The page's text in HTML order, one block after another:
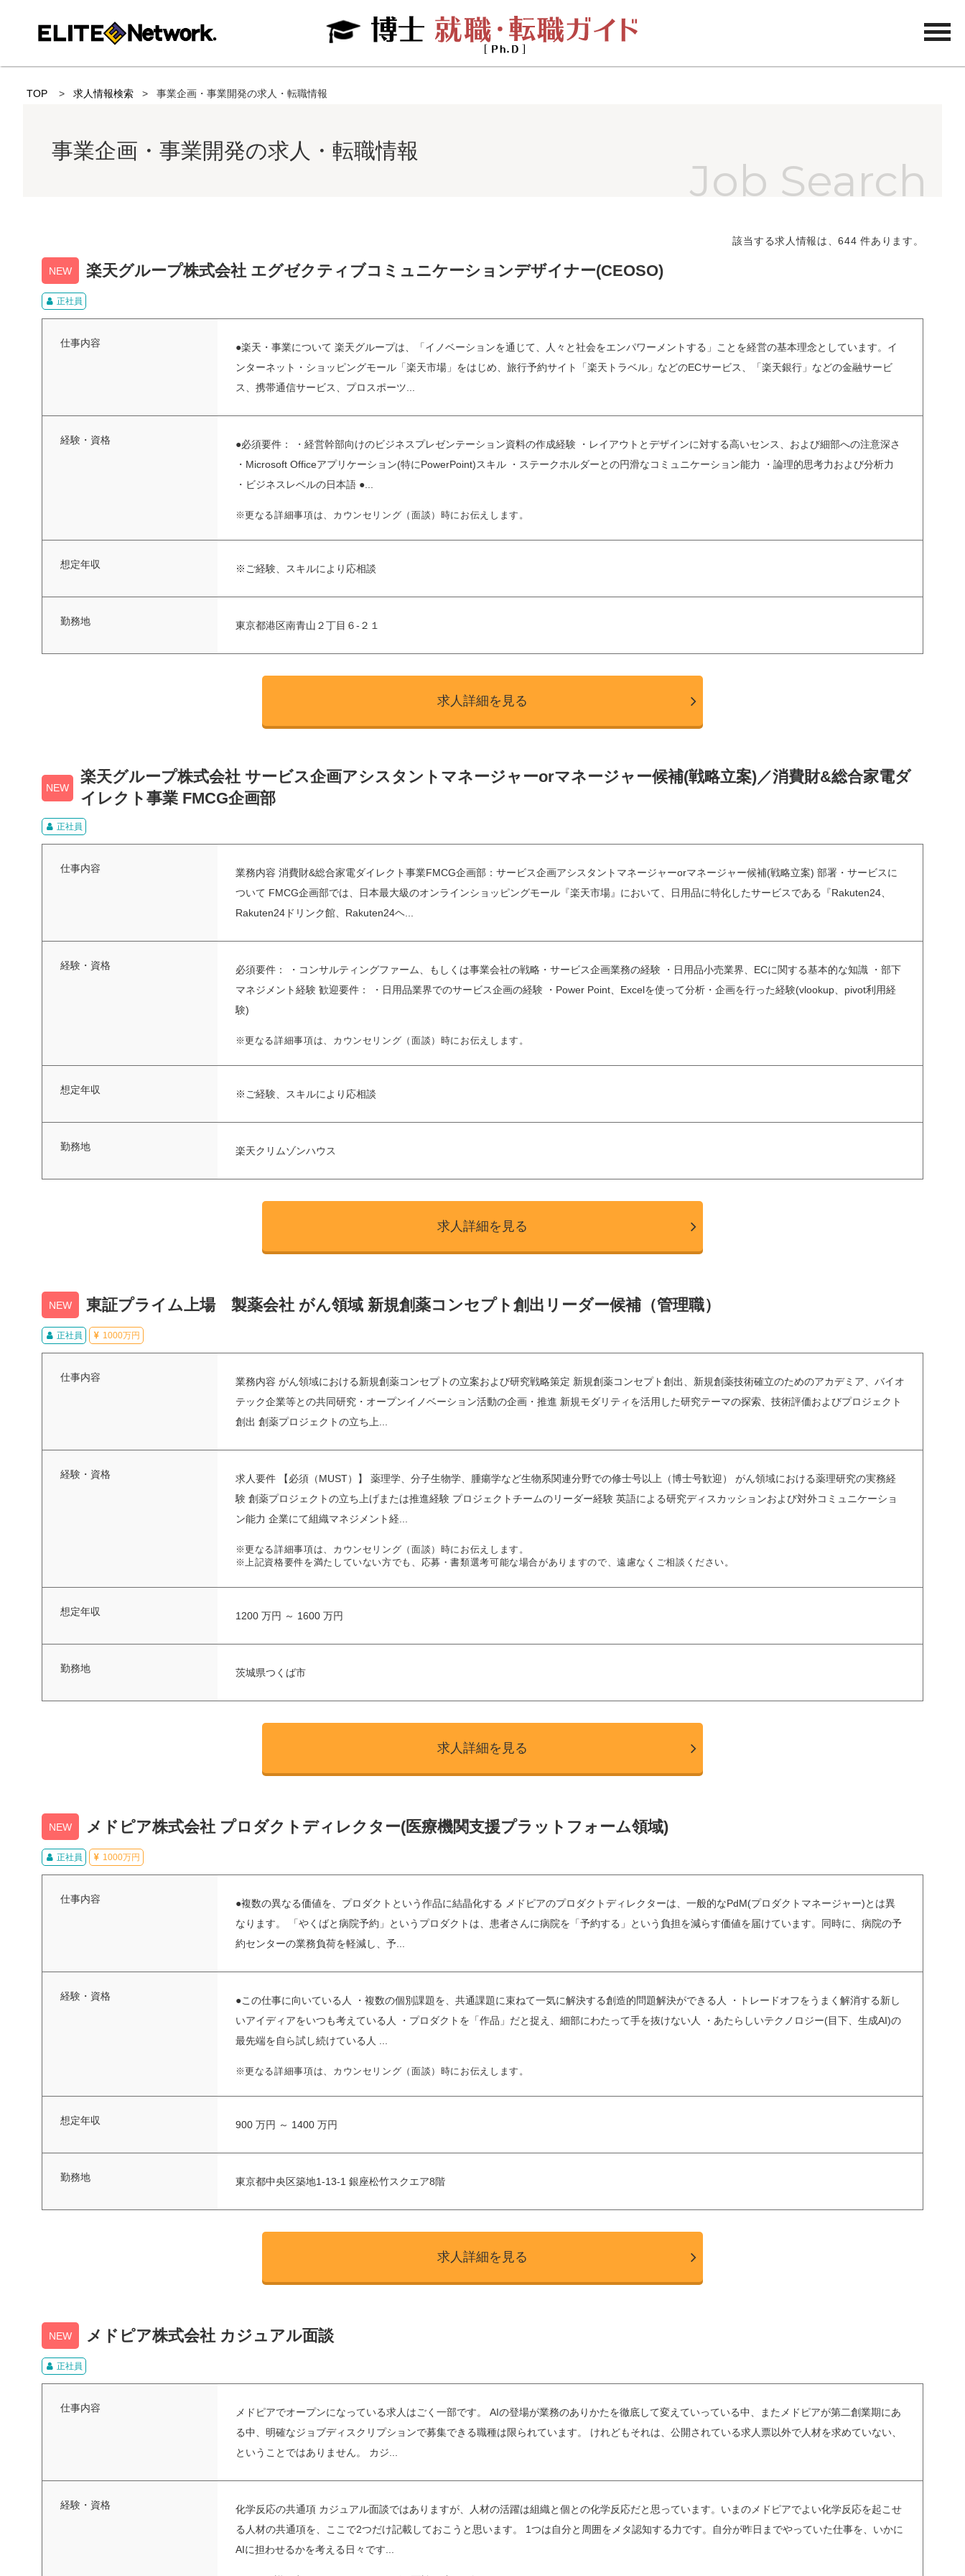
TOP 求人情報検索 事業企画・事業開発の求人・転職情報
事業企画・事業開発の求人・転職情報
該当する求人情報は、644 件あります。
NEW 楽天グループ株式会社 エグゼクティブコミュニケーションデザイナー(CEOSO)
正社員
仕事内容
●楽天・事業について 楽天グループは、「イノベーションを通じて、人々と社会をエンパワーメントする」ことを経営の基本理念としています。イ
ンターネット・ショッピングモール「楽天市場」をはじめ、旅行予約サイト「楽天トラベル」などのECサービス、「楽天銀行」などの金融サービ
ス、携帯通信サービス、プロスポーツ...
経験・資格
●必須要件： ・経営幹部向けのビジネスプレゼンテーション資料の作成経験 ・レイアウトとデザインに対する高いセンス、および細部への注意深さ
・Microsoft Officeアプリケーション(特にPowerPoint)スキル ・ステークホルダーとの円滑なコミュニケーション能力 ・論理的思考力および分析力
・ビジネスレベルの日本語 ●...
※更なる詳細事項は、カウンセリング（面談）時にお伝えします。
想定年収 ※ご経験、スキルにより応相談
勤務地 東京都港区南青山２丁目６-２１
求人詳細を見る
NEW
楽天グループ株式会社 サービス企画アシスタントマネージャーorマネージャー候補(戦略立案)／消費財&総合家電ダ
イレクト事業 FMCG企画部
正社員
仕事内容
業務内容 消費財&総合家電ダイレクト事業FMCG企画部：サービス企画アシスタントマネージャーorマネージャー候補(戦略立案) 部署・サービスに
ついて FMCG企画部では、日本最大級のオンラインショッピングモール『楽天市場』において、日用品に特化したサービスである『Rakuten24、
Rakuten24ドリンク館、Rakuten24ヘ...
経験・資格
必須要件： ・コンサルティングファーム、もしくは事業会社の戦略・サービス企画業務の経験 ・日用品小売業界、ECに関する基本的な知識 ・部下
マネジメント経験 歓迎要件： ・日用品業界でのサービス企画の経験 ・Power Point、Excelを使って分析・企画を行った経験(vlookup、pivot利用経
験)
※更なる詳細事項は、カウンセリング（面談）時にお伝えします。
想定年収 ※ご経験、スキルにより応相談
勤務地 楽天クリムゾンハウス
求人詳細を見る
NEW 東証プライム上場 製薬会社 がん領域 新規創薬コンセプト創出リーダー候補（管理職）
正社員 1000万円
仕事内容
業務内容 がん領域における新規創薬コンセプトの立案および研究戦略策定 新規創薬コンセプト創出、新規創薬技術確立のためのアカデミア、バイオ
テック企業等との共同研究・オープンイノベーション活動の企画・推進 新規モダリティを活用した研究テーマの探索、技術評価およびプロジェクト
創出 創薬プロジェクトの立ち上...
経験・資格
求人要件 【必須（MUST）】 薬理学、分子生物学、腫瘍学など生物系関連分野での修士号以上（博士号歓迎） がん領域における薬理研究の実務経
験 創薬プロジェクトの立ち上げまたは推進経験 プロジェクトチームのリーダー経験 英語による研究ディスカッションおよび対外コミュニケーショ
ン能力 企業にて組織マネジメント経...
※更なる詳細事項は、カウンセリング（面談）時にお伝えします。
※上記資格要件を満たしていない方でも、応募・書類選考可能な場合がありますので、遠慮なくご相談ください。
想定年収 1200 万円 ～ 1600 万円
勤務地 茨城県つくば市
求人詳細を見る
NEW メドピア株式会社 プロダクトディレクター(医療機関支援プラットフォーム領域)
正社員 1000万円
仕事内容
●複数の異なる価値を、プロダクトという作品に結晶化する メドピアのプロダクトディレクターは、一般的なPdM(プロダクトマネージャー)とは異
なります。 「やくばと病院予約」というプロダクトは、患者さんに病院を「予約する」という負担を減らす価値を届けています。同時に、病院の予
約センターの業務負荷を軽減し、予...
経験・資格
●この仕事に向いている人 ・複数の個別課題を、共通課題に束ねて一気に解決する創造的問題解決ができる人 ・トレードオフをうまく解消する新し
いアイディアをいつも考えている人 ・プロダクトを「作品」だと捉え、細部にわたって手を抜けない人 ・あたらしいテクノロジー(目下、生成AI)の
最先端を自ら試し続けている人 ...
※更なる詳細事項は、カウンセリング（面談）時にお伝えします。
想定年収 900 万円 ～ 1400 万円
勤務地 東京都中央区築地1-13-1 銀座松竹スクエア8階
求人詳細を見る
NEW メドピア株式会社 カジュアル面談
正社員
仕事内容
メドピアでオープンになっている求人はごく一部です。 AIの登場が業務のありかたを徹底して変えていっている中、またメドピアが第二創業期にあ
る中、明確なジョブディスクリプションで募集できる職種は限られています。 けれどもそれは、公開されている求人票以外で人材を求めていない、
ということではありません。 カジ...
経験・資格
化学反応の共通項 カジュアル面談ではありますが、人材の活躍は組織と個との化学反応だと思っています。いまのメドピアでよい化学反応を起こせ
る人材の共通項を、ここで2つだけ記載しておこうと思います。 1つは自分と周囲をメタ認知する力です。自分が昨日までやっていた仕事を、いかに
AIに担わせるかを考える日々です...